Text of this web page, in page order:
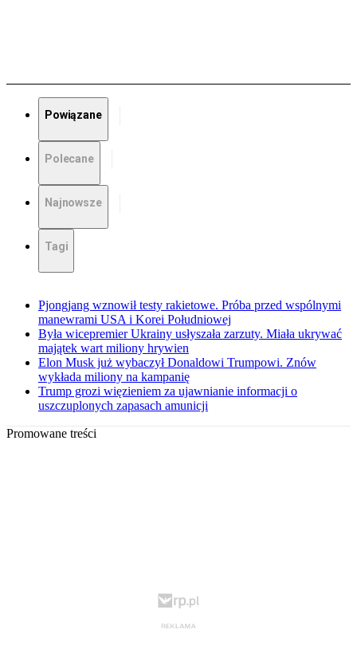
Powiązane
Polecane
Najnowsze
Tagi
Pjongjang wznowił testy rakietowe. Próba przed wspólnymi
manewrami USA i Korei Południowej
Była wicepremier Ukrainy usłyszała zarzuty. Miała ukrywać
majątek wart miliony hrywien
Elon Musk już wybaczył Donaldowi Trumpowi. Znów
wykłada miliony na kampanię
Trump grozi więzieniem za ujawnianie informacji o
uszczuplonych zapasach amunicji
Promowane treści